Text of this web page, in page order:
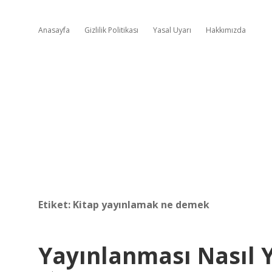
Anasayfa Gizlilik Politikası Yasal Uyarı Hakkımızda
Etiket: Kitap yayınlamak ne demek
Yayınlanması Nasıl